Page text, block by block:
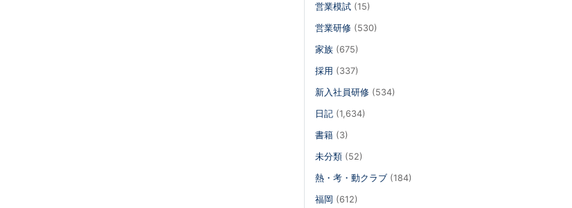
営業模試 (15)
営業研修 (530)
家族 (675)
採用 (337)
新入社員研修 (534)
日記 (1,634)
書籍 (3)
未分類 (52)
熱・考・動クラブ (184)
福岡 (612)